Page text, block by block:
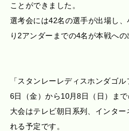
ことができました。
選考会には42名の選手が出場し
り2アンダーまでの4名が本戦への
「スタンレーレディスホンダゴ
6日（金）から10月8日（日）まで
大会はテレビ朝日系列、インター
れる予定です。